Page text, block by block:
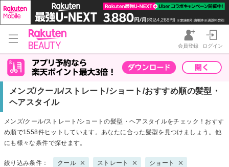
会員登録 ログイン
メンズ/クール/ストレート/ショート/おすすめ順の髪型・
ヘアスタイル
メンズ/クール/ストレート/ショートの髪型・ヘアスタイルをチェック！おすす
め順で1558件ヒットしています。あなたに合った髪型を見つけましょう。他
にも様々な条件で探せます。
絞り込み条件： クール ストレート ショート